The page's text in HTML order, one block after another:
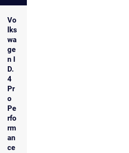
Vo
lks
wa
ge
n I
D.
4
Pr
o
Pe
rfo
rm
an
ce